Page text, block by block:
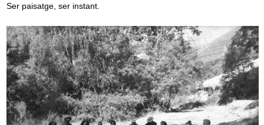
Ser paisatge, ser instant.